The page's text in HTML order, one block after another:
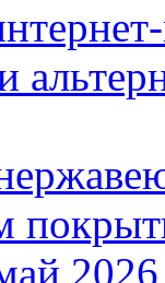
2026